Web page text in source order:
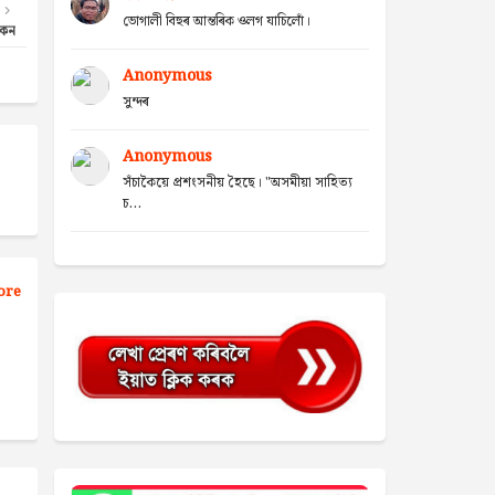
ভোগালী বিহুৰ আন্তৰিক ওলগ যাচিলোঁ।
Anonymous
সুন্দৰ
Anonymous
সঁচাকৈয়ে প্ৰশংসনীয় হৈছে। "অসমীয়া সাহিত্য
চ...